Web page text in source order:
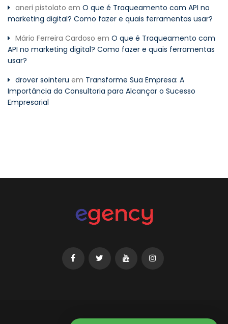
aneri pistolato em O que é Traqueamento com API no
marketing digital? Como fazer e quais ferramentas usar?
Mário Ferreira Cardoso em O que é Traqueamento com
API no marketing digital? Como fazer e quais ferramentas
usar?
drover sointeru em Transforme Sua Empresa: A
Importância da Consultoria para Alcançar o Sucesso
Empresarial